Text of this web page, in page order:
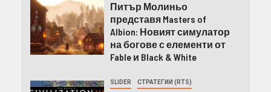
Питър Молиньо
представя Masters of
Albion: Новият симулатор
на богове с елементи от
Fable и Black & White
SLIDER СТРАТЕГИИ (RTS)